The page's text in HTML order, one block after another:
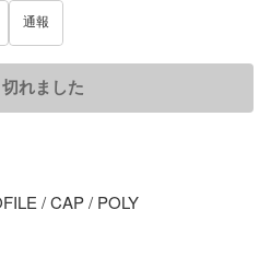
通報
れました
/ CAP / POLY